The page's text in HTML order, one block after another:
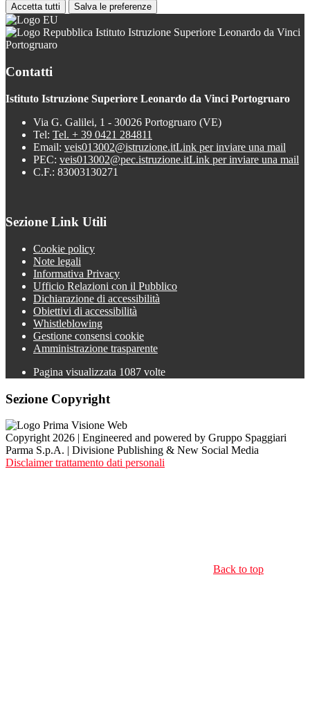
Accetta tutti Salva le preferenze
Istituto Istruzione Superiore Leonardo da Vinci
Portogruaro
Contatti
Istituto Istruzione Superiore Leonardo da Vinci Portogruaro
Via G. Galilei, 1 - 30026 Portogruaro (VE)
Tel: Tel. + 39 0421 284811
Email: veis013002@istruzione.itLink per inviare una mail
PEC: veis013002@pec.istruzione.itLink per inviare una mail
C.F.: 83003130271
Sezione Link Utili
Cookie policy
Note legali
Informativa Privacy
Ufficio Relazioni con il Pubblico
Dichiarazione di accessibilità
Obiettivi di accessibilità
Whistleblowing
Gestione consensi cookie
Amministrazione trasparente
Pagina visualizzata 1087 volte
Sezione Copyright
Copyright 2026 | Engineered and powered by Gruppo Spaggiari
Parma S.p.A. | Divisione Publishing & New Social Media
Disclaimer trattamento dati personali
Back to top